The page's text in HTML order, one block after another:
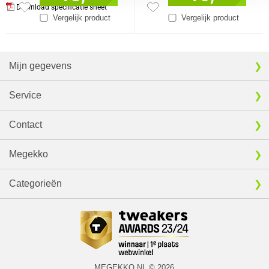
Download specificatie sheet
Vergelijk product Vergelijk product
Mijn gegevens
Service
Contact
Megekko
Categorieën